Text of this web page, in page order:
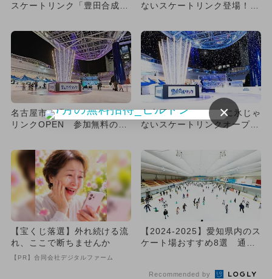
スケートリンク「豊田合成リ
ム...
ないスケートリンク登場！
名古屋市に濡れないスケート
リンクOPEN 参加無料の初
名古屋・オアシス21に氷じゃ
ないスケートリンクオープ
【宝くじ落選】外れ続ける流
れ、ここで断ちませんか
【PR】合同会社デジタルファーム
【2024-2025】愛知県内のス
ケート場おすすめ8選 通年
Recommended by
×